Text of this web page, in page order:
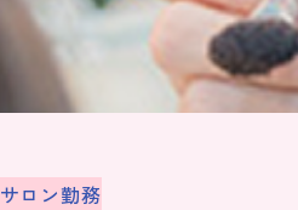
サロン勤務